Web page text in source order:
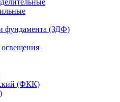
фундамента (ЗДФ)
(ФКК)